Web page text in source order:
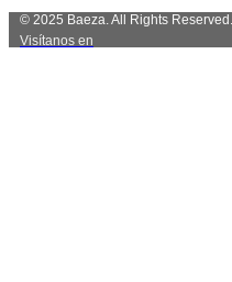
© 2025 Baeza. All Rights
Visítanos en